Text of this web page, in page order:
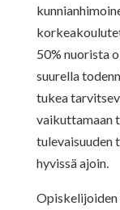
50% nuorista
suurella
tukea
vaikuttamaan
tulevaisuuden
hyvissä ajoin.